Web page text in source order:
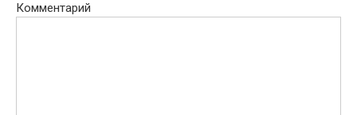
Комментарий